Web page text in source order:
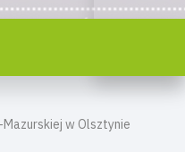
w Olsztynie